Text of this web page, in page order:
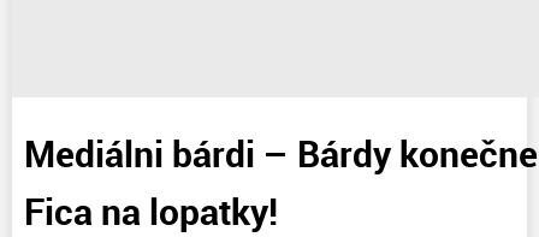
Mediálni bárdi – Bárdy
Fica na lopatky!